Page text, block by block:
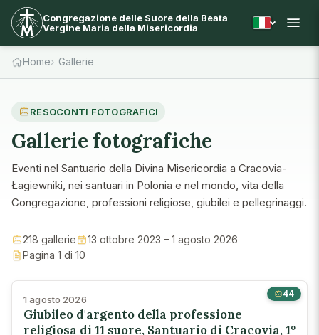
Congregazione delle Suore della Beata
Vergine Maria della Misericordia
Home Gallerie
RESOCONTI FOTOGRAFICI
Gallerie fotografiche
Eventi nel Santuario della Divina Misericordia a Cracovia-
Łagiewniki, nei santuari in Polonia e nel mondo, vita della
Congregazione, professioni religiose, giubilei e pellegrinaggi.
218 gallerie
13 ottobre 2023 – 1 agosto 2026
Pagina 1 di 10
44
1 agosto 2026
Giubileo d'argento della professione
religiosa di 11 suore, Santuario di Cracovia, 1º